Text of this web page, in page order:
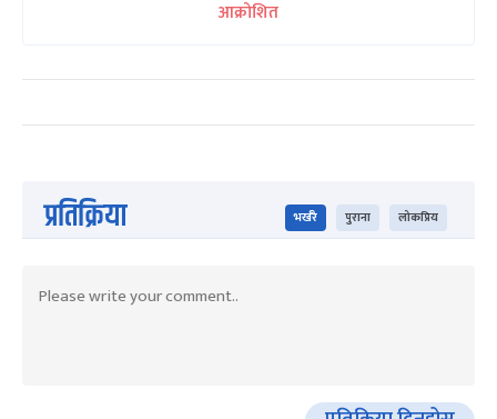
आक्रोशित
प्रतिक्रिया भर्खरै पुराना लोकप्रिय